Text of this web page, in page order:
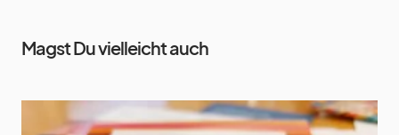
Magst Du vielleicht auch